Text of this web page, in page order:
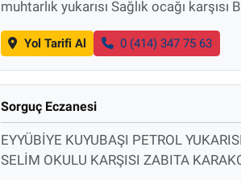
muhtarlık yukarısı Sağlık ocağı karşısı
Yol Tarifi Al 0 (414) 347 75 63
Sorguç Eczanesi
EYYÜBİYE KUYUBAŞI PETROL
SELİM OKULU KARŞISI ZABITA